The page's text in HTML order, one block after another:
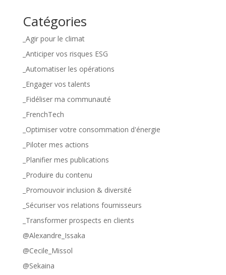
Catégories
_Agir pour le climat
_Anticiper vos risques ESG
_Automatiser les opérations
_Engager vos talents
_Fidéliser ma communauté
_FrenchTech
_Optimiser votre consommation d'énergie
_Piloter mes actions
_Planifier mes publications
_Produire du contenu
_Promouvoir inclusion & diversité
_Sécuriser vos relations fournisseurs
_Transformer prospects en clients
@Alexandre_Issaka
@Cecile_Missol
@Sekaina